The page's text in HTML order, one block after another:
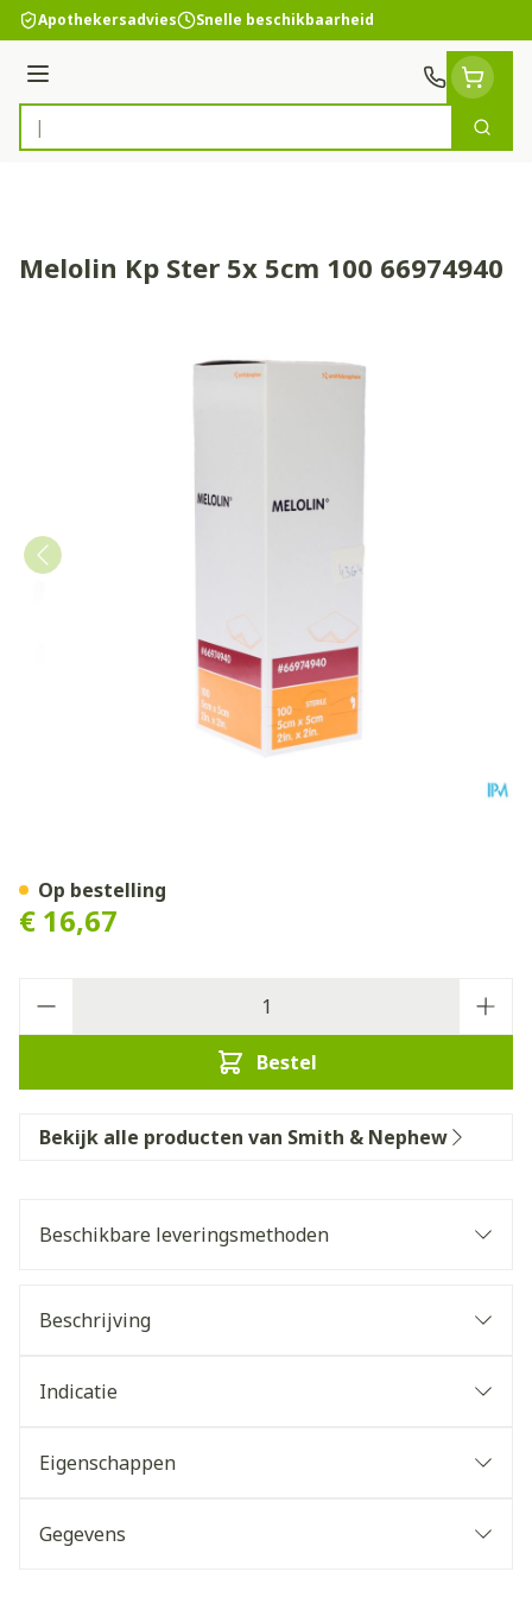
Ga naar de inhoud
Apothekersadvies Snelle beschikbaarheid
Menu
Product, merk, categorie...
Zoek
Melolin Kp Ster 5x 5cm 100 66974940
€ 16,67
Bestel
Op bestelling
Bekijk alle producten van Smith & Nephew
Beschikbare leveringsmethoden
Beschrijving
Indicatie
Eigenschappen
Gegevens